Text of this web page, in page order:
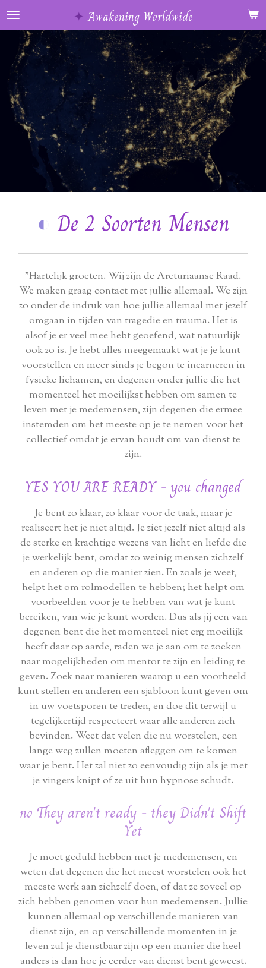
Ga
direct
naar
de
hoofdinhoud
✦ Awakening Worldwide
◐ De 2 Soorten Mensen
"Hartelijk groeten. Wij zijn de Arcturiaanse Raad.
We maken graag contact met jullie allemaal. We zijn
zo onder de indruk van hoe jullie allemaal met jezelf
omgaan in tijden van tragedie en trauma. Het is
alsof je er veel mee hebt geoefend, wat natuurlijk
ook zo is. Je hebt alles meegemaakt wat je je kunt
voorstellen en meer sinds je begon te incarneren in
fysieke lichamen, en degenen onder jullie die het
momenteel het moeilijkst hebben om samen te
leven met je medemensen, zijn degenen die ermee
instemden om het meeste op je te nemen voor het
collectief omdat je ervan houdt om van dienst te
zijn.
YES YOU ARE READY - you changed
Je bent zo klaar, zo klaar voor de taak, maar je
realiseert het je niet altijd. Je ziet jezelf niet altijd als
de sterke en krachtige wezens van licht en liefde die
je werkelijk bent, omdat zo weinig mensen zichzelf
en anderen op die manier zien. En zoals je weet,
helpt het om rolmodellen te hebben; het helpt om
voorbeelden voor je te hebben van wat je kunt
bereiken, van wie je kunt worden. Dus als jij een van
degenen bent die het momenteel niet erg moeilijk
heeft daar op aarde, raden we je aan om te zoeken
naar mogelijkheden om mentor te zijn en leiding te
geven. Zoek naar manieren waarop u een voorbeeld
kunt stellen en anderen een sjabloon kunt geven om
in uw voetsporen te treden, en doe dit terwijl u
tegelijkertijd respecteert waar alle anderen zich
bevinden. Weet dat velen die nu worstelen, een
lange weg zullen moeten afleggen om te komen
waar je bent. Het zal niet zo eenvoudig zijn als je met
je vingers knipt of ze uit hun hypnose schudt.
no They aren't ready - they Didn't Shift
Yet
Je moet geduld hebben met je medemensen, en
weten dat degenen die het meest worstelen ook het
meeste werk aan zichzelf doen, of dat ze zoveel op
zich hebben genomen voor hun medemensen. Jullie
kunnen allemaal op verschillende manieren van
dienst zijn, en op verschillende momenten in je
leven zul je dienstbaar zijn op een manier die heel
anders is dan hoe je eerder van dienst bent geweest.